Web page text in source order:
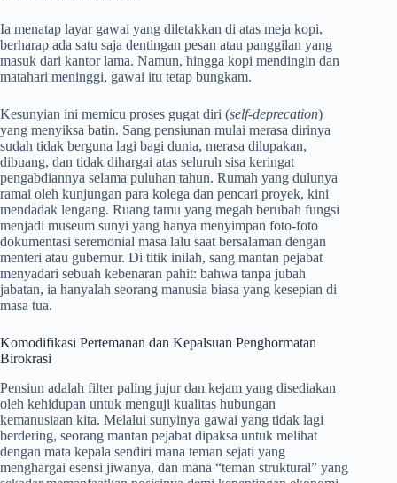
Ia menatap layar gawai yang diletakkan di atas meja kopi,
berharap ada satu saja dentingan pesan atau panggilan yang
masuk dari kantor lama. Namun, hingga kopi mendingin dan
matahari meninggi, gawai itu tetap bungkam.
Kesunyian ini memicu proses gugat diri (self-deprecation)
yang menyiksa batin. Sang pensiunan mulai merasa dirinya
sudah tidak berguna lagi bagi dunia, merasa dilupakan,
dibuang, dan tidak dihargai atas seluruh sisa keringat
pengabdiannya selama puluhan tahun. Rumah yang dulunya
ramai oleh kunjungan para kolega dan pencari proyek, kini
mendadak lengang. Ruang tamu yang megah berubah fungsi
menjadi museum sunyi yang hanya menyimpan foto-foto
dokumentasi seremonial masa lalu saat bersalaman dengan
menteri atau gubernur. Di titik inilah, sang mantan pejabat
menyadari sebuah kebenaran pahit: bahwa tanpa jubah
jabatan, ia hanyalah seorang manusia biasa yang kesepian di
masa tua.
Komodifikasi Pertemanan dan Kepalsuan Penghormatan
Birokrasi
Pensiun adalah filter paling jujur dan kejam yang disediakan
oleh kehidupan untuk menguji kualitas hubungan
kemanusiaan kita. Melalui sunyinya gawai yang tidak lagi
berdering, seorang mantan pejabat dipaksa untuk melihat
dengan mata kepala sendiri mana teman sejati yang
menghargai esensi jiwanya, dan mana “teman struktural” yang